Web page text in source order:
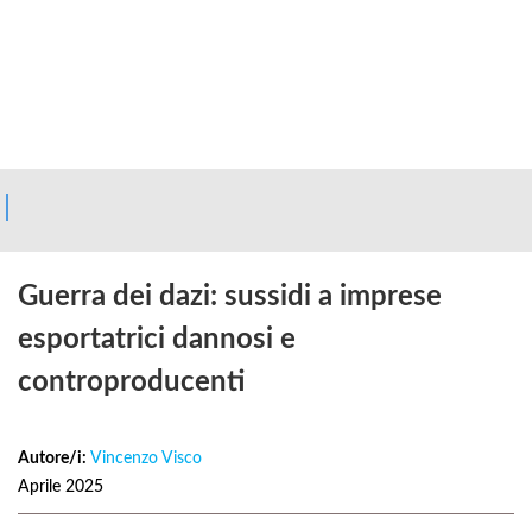
Guerra dei dazi: sussidi a imprese
esportatrici dannosi e
controproducenti
Autore/i: Vincenzo Visco
Aprile 2025